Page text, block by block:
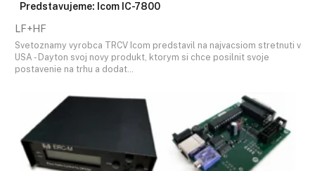
Predstavujeme: Icom IC-7800
LF+HF
Svetoznamy vyrobca TRCV Icom predstavil na najvacsiom stretnuti v
USA - Dayton svoj novy produkt, ktorym si chce posilnit svoje
postavenie na trhu a dodat…